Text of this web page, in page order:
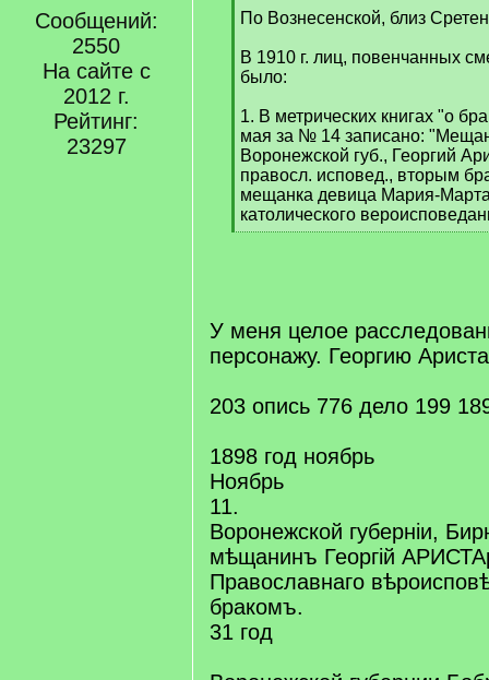
Сообщений:
2550
На сайте с
2012 г.
Рейтинг:
23297
]По Вознесенской, близ
В 1910 г. лиц, повенчанных
было:
1. В метрических книгах "о
мая за № 14 записано:
Воронежской губ., Георгий
правосл. исповед., вторым
мещанка девица Мария-
католического
[
У меня целое
персонажу. Георгию
203 опись 776 дело 199
1898 год ноябрь
Ноябрь
11.
Воронежской губерніи,
мѣщанинъ Георгій
Православнаго
бракомъ.
31 год